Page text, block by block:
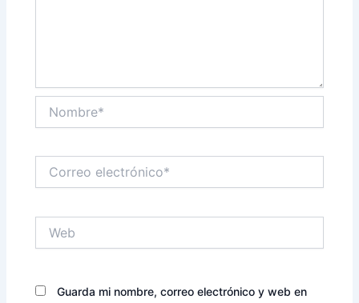
electrónico*
Guarda mi nombre, correo electrónico y web en